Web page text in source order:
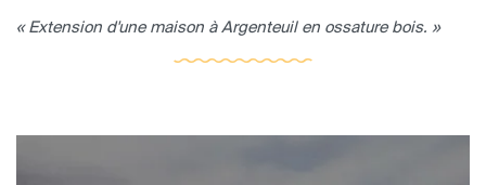
« Extension d'une maison à Argenteuil en ossature bois. »